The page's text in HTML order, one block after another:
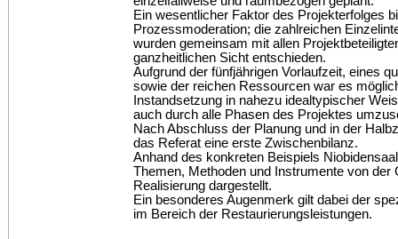
Ein wesentlicher Faktor des Projekterfolges
Prozessmoderation; die zahlreichen
wurden gemeinsam mit allen
ganzheitlichen Sicht entschieden.
Aufgrund der fünfjährigen Vorlaufzeit, eines
sowie der reichen Ressourcen war es
Instandsetzung in nahezu idealtypischer
auch durch alle Phasen des Projektes
Nach Abschluss der Planung und in der
das Referat eine erste Zwischenbilanz.
Anhand des konkreten Beispiels
Themen, Methoden und Instrumente von der
Realisierung dargestellt.
Ein besonderes Augenmerk gilt dabei der
im Bereich der Restaurierungsleistungen.